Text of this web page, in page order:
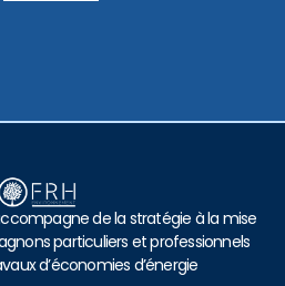
de la stratégie à la mise
particuliers et professionnels
d’économies d’énergie